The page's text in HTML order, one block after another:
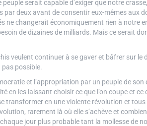
serait capable d’exiger que notre
par deux avant de consentir eux-mêmes aux
ne changerait économiquement rien à notre
de dizaines de milliards. Mais ce serait
veulent continuer à se gaver et bâfrer sur le
pas possible.
et l’appropriation par un peuple de son
les laissant choisir ce que l’on coupe et ce
transformer en une violente révolution et
rarement là où elle s’achève et
jour plus probable tant la mollesse de